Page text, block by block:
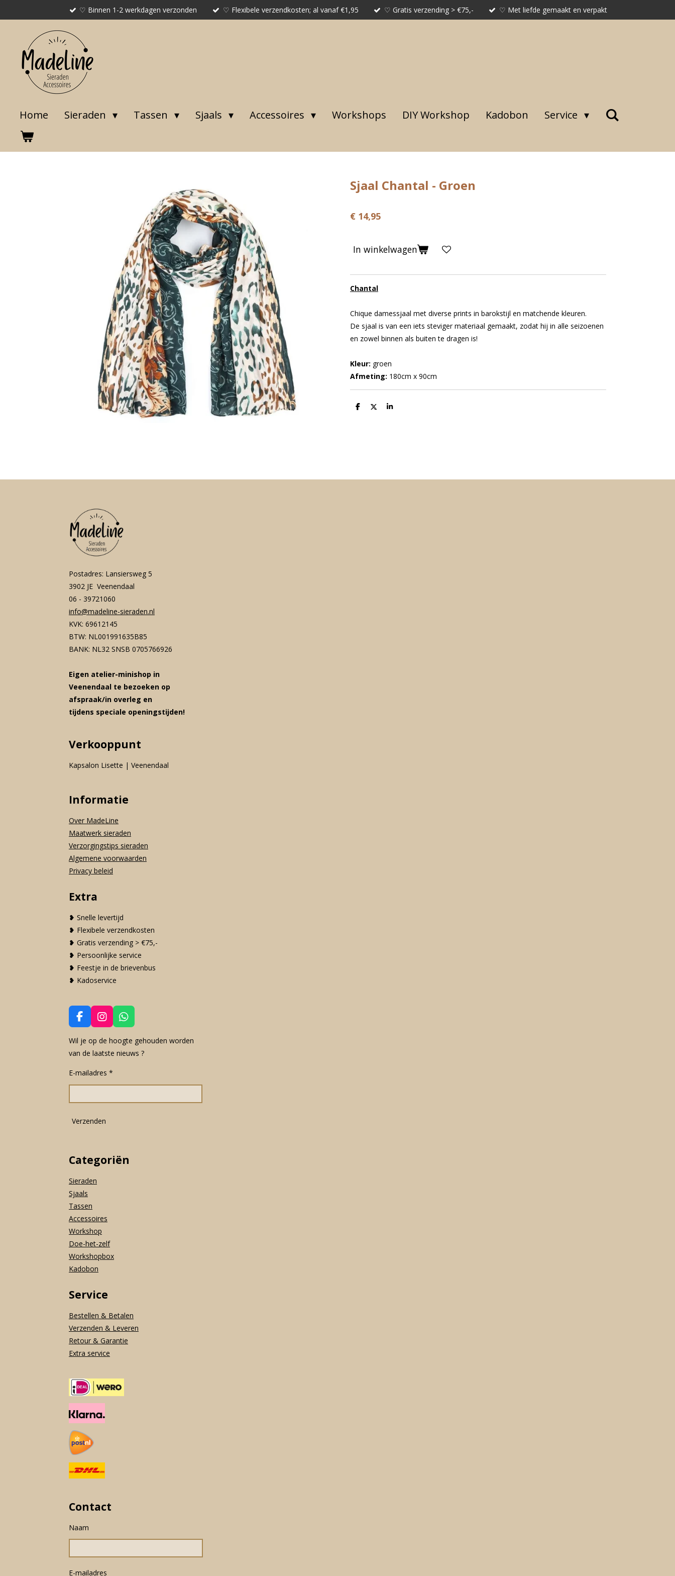
hoofdinhoud
♡ Binnen 1-2 werkdagen verzonden ♡ Flexibele verzendkosten; al vanaf €1,95 ♡ Gratis verzending > €75,- ♡ Met liefde gemaakt en verpakt
Home Sieraden Tassen Sjaals Accessoires Workshops DIY Workshop Kadobon Service
Sjaal Chantal - Groen
€ 14,95
In winkelwagen
Chantal
Chique damessjaal met diverse prints in barokstijl en matchende kleuren.
De sjaal is van een iets steviger materiaal gemaakt, zodat hij in alle seizoenen
en zowel binnen als buiten te dragen is!
Kleur: groen
Afmeting: 180cm x 90cm
D
D
S
Postadres: Lansiersweg 5
3902 JE Veenendaal
06 - 39721060
info@madeline-sieraden.nl
KVK: 69612145
BTW: NL001991635B85
BANK: NL32 SNSB 0705766926
Eigen atelier-minishop in
Veenendaal te bezoeken op
afspraak/in overleg en
tijdens speciale openingstijden!
Verkooppunt
Kapsalon Lisette | Veenendaal
Informatie
Over MadeLine
Maatwerk sieraden
Verzorgingstips sieraden
Algemene voorwaarden
Privacy beleid
Extra
❥ Snelle levertijd
❥ Flexibele verzendkosten
❥ Gratis verzending > €75,-
❥ Persoonlijke service
❥ Feestje in de brievenbus
❥ Kadoservice
F
a
c
e
o
o
I
n
s
t
g
r
m
W
h
a
t
p
Wil je op de hoogte gehouden worden
van de laatste nieuws ?
E-mailadres *
Verzenden
Categoriën
Sieraden
Sjaals
Tassen
Accessoires
Workshop
Doe-het-zelf
Workshopbox
Kadobon
Service
Bestellen & Betalen
Verzenden & Leveren
Retour & Garantie
Extra service
Contact
Naam
E-mailadres